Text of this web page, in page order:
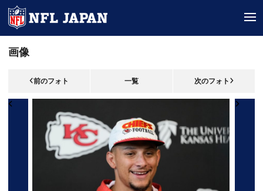
画像
前のフォト 一覧 次のフォト